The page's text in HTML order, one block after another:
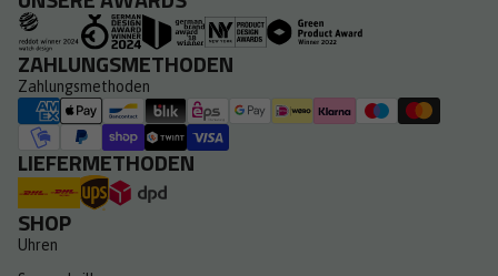
ZAHLUNGSMETHODEN
Zahlungsmethoden
LIEFERMETHODEN
SHOP
Uhren